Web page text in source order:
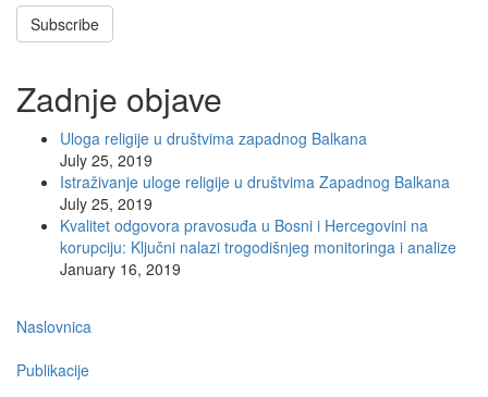
Subscribe
Zadnje objave
Uloga religije u društvima zapadnog Balkana
July 25, 2019
Istraživanje uloge religije u društvima Zapadnog Balkana
July 25, 2019
Kvalitet odgovora pravosuđa u Bosni i Hercegovini na
korupciju: Ključni nalazi trogodišnjeg monitoringa i analize
January 16, 2019
Main
navigation
Naslovnica
Publikacije